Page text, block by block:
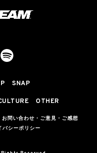
SNAP
OTHER
お問い合わせ・ご意見・ご感想
バシーポリシー